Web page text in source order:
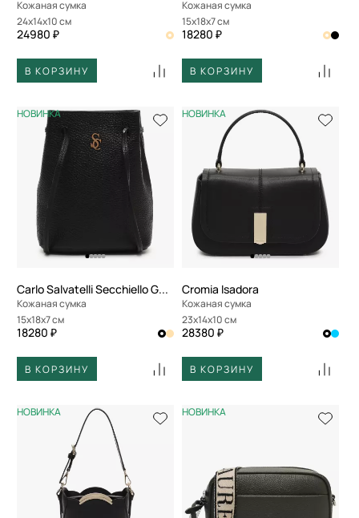
Кожаная сумка
24x14x10 см
24980 ₽
В КОРЗИНУ
Кожаная сумка
15x18x7 см
18280 ₽
В КОРЗИНУ
НОВИНКА
Carlo Salvatelli Secchiello Gemma
Кожаная сумка
15x18x7 см
18280 ₽
В КОРЗИНУ
НОВИНКА
Cromia Isadora
Кожаная сумка
23x14x10 см
28380 ₽
В КОРЗИНУ
НОВИНКА НОВИНКА